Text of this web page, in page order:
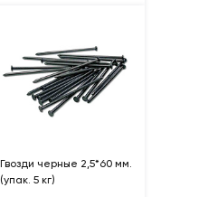
Гвозди черные 2,5*60 мм.
(упак. 5 кг)